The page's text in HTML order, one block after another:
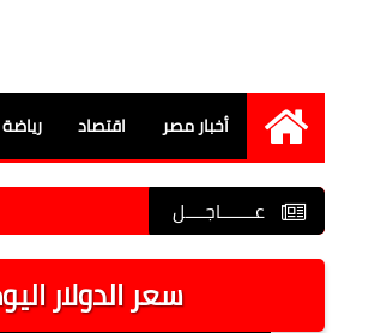
الرئيسية
أخبار مصر اقتصاد رياضة
عـــــــاجــــل
سعر الدولار اليوم السبت 23 مايو 2026